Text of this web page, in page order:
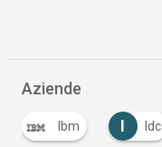
Aziende
Ibm I Idc